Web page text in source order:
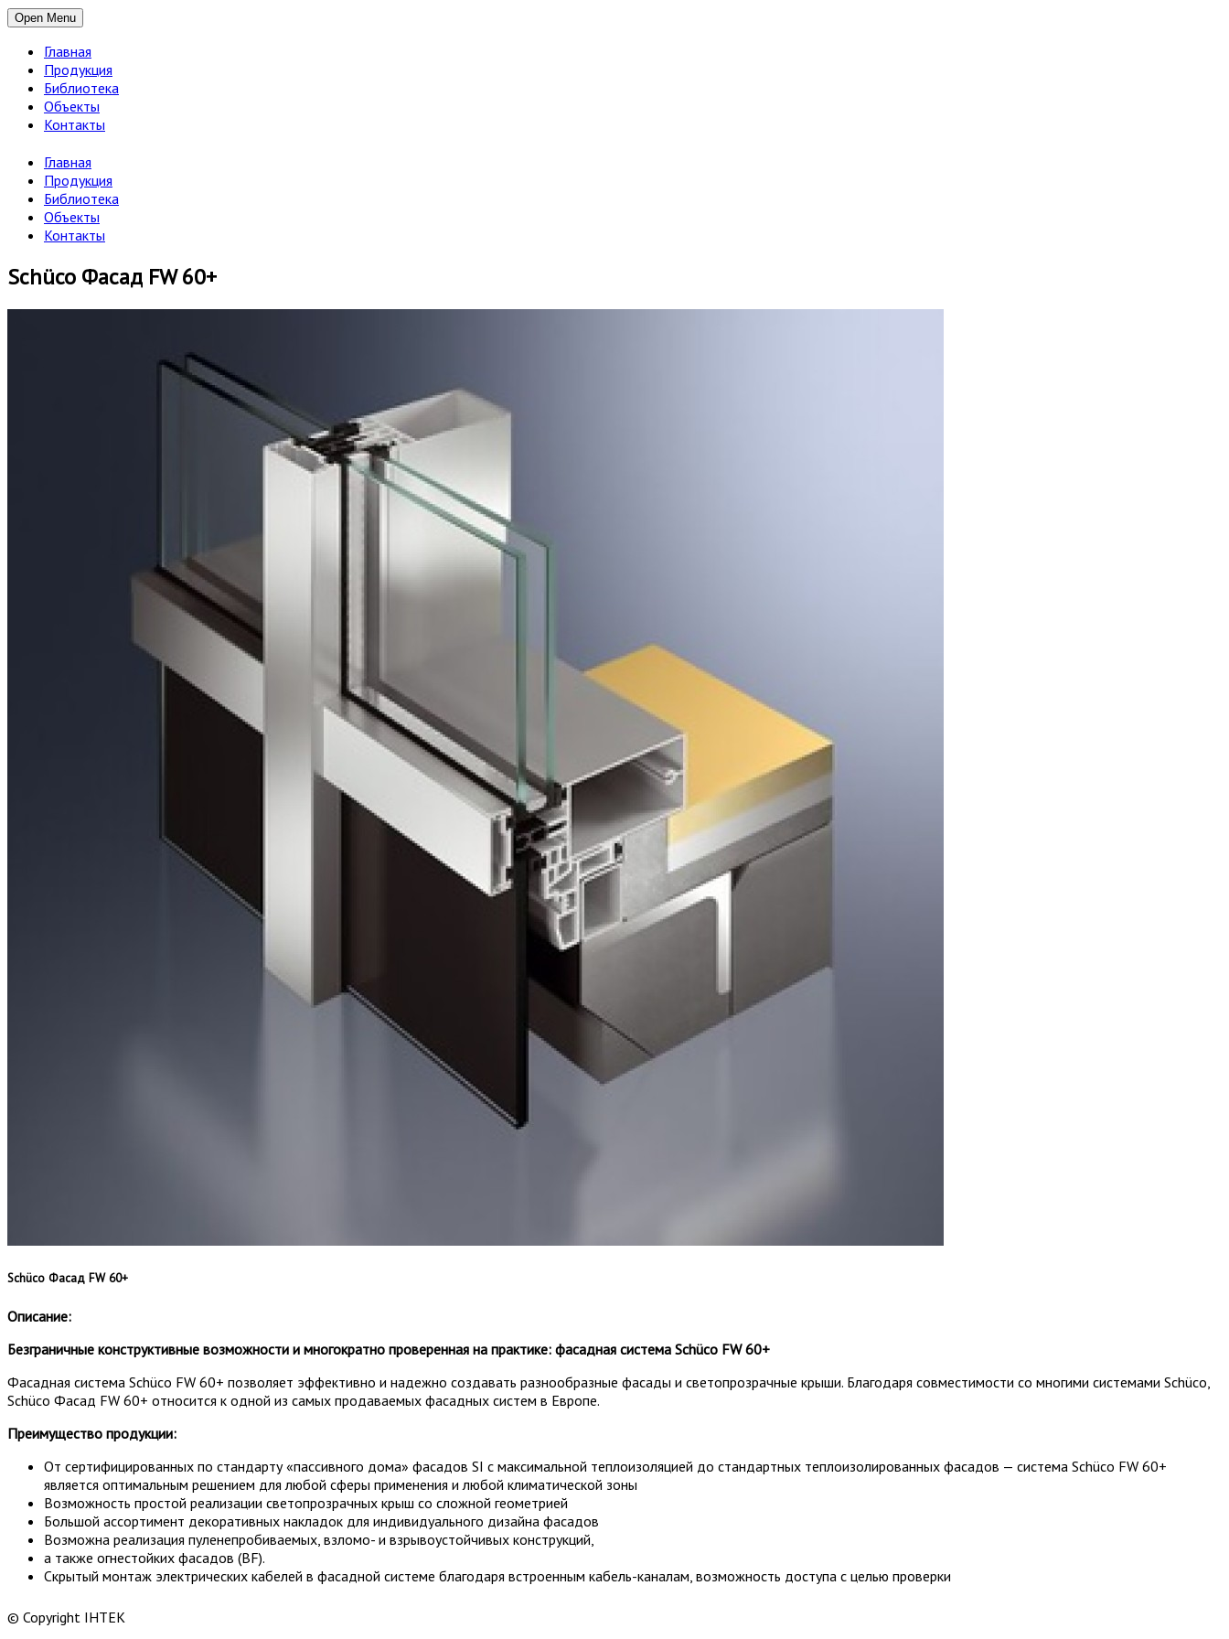
Open Menu
Главная
Продукция
Библиотека
Объекты
Контакты
Главная
Продукция
Библиотека
Объекты
Контакты
Schüco Фасад FW 60+
Schüco Фасад FW 60+
Описание:
Безграничные конструктивные возможности и многократно проверенная на практике: фасадная система Schüco FW 60+
Фасадная система Schüco FW 60+ позволяет эффективно и надежно создавать разнообразные фасады и светопрозрачные крыши. Благодаря совместимости со многими системами Schüco,
Schüco Фасад FW 60+ относится к одной из самых продаваемых фасадных систем в Европе.
Преимущество продукции:
От сертифицированных по стандарту «пассивного дома» фасадов SI с максимальной теплоизоляцией до стандартных теплоизолированных фасадов — система Schüco FW 60+
является оптимальным решением для любой сферы применения и любой климатической зоны
Возможность простой реализации светопрозрачных крыш со сложной геометрией
Большой ассортимент декоративных накладок для индивидуального дизайна фасадов
Возможна реализация пуленепробиваемых, взломо- и взрывоустойчивых конструкций,
а также огнестойких фасадов (BF).
Скрытый монтаж электрических кабелей в фасадной системе благодаря встроенным кабель-каналам, возможность доступа с целью проверки
© Copyright ІНТЕК